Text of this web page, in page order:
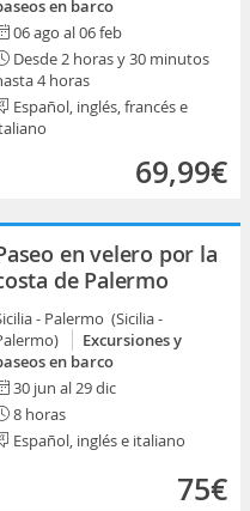
en barco
06 ago al 06 feb
Desde 2 horas y 30 minutos
4 horas
Español, inglés, francés e
69,99€
en velero por la
de Palermo
- Palermo (Sicilia -
Excursiones y
en barco
30 jun al 29 dic
8 horas
Español, inglés e italiano
75€